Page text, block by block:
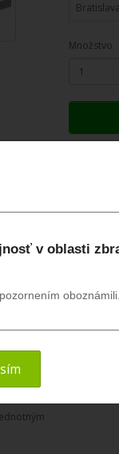
na cieľ
Množstvo
v oblasti